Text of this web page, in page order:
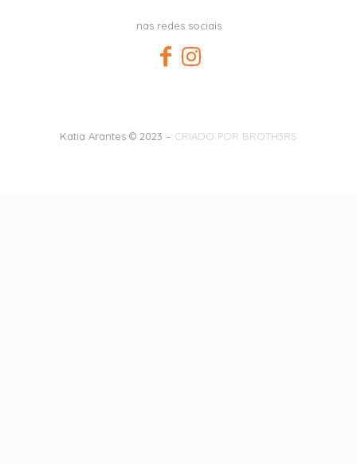
nas redes sociais
Katia Arantes © 2023 – CRIADO POR BROTH3RS